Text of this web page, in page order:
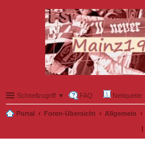
Schnellzugriff ▼ FAQ Netiquette
Portal Foren-Übersicht Allgemein
|